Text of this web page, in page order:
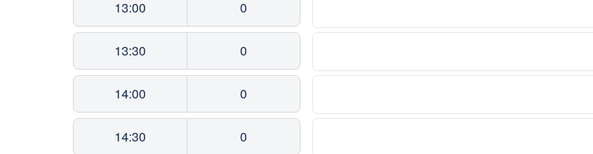
13:00 0
13:30 0
14:00 0
14:30 0